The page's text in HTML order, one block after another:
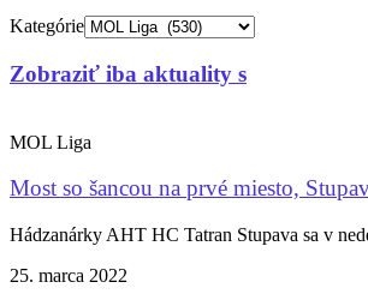
Kategórie
Zobraziť iba aktuality s
MOL Liga
Most so šancou na prvé miesto,
Hádzanárky AHT HC Tatran Stupava sa v
25. marca 2022